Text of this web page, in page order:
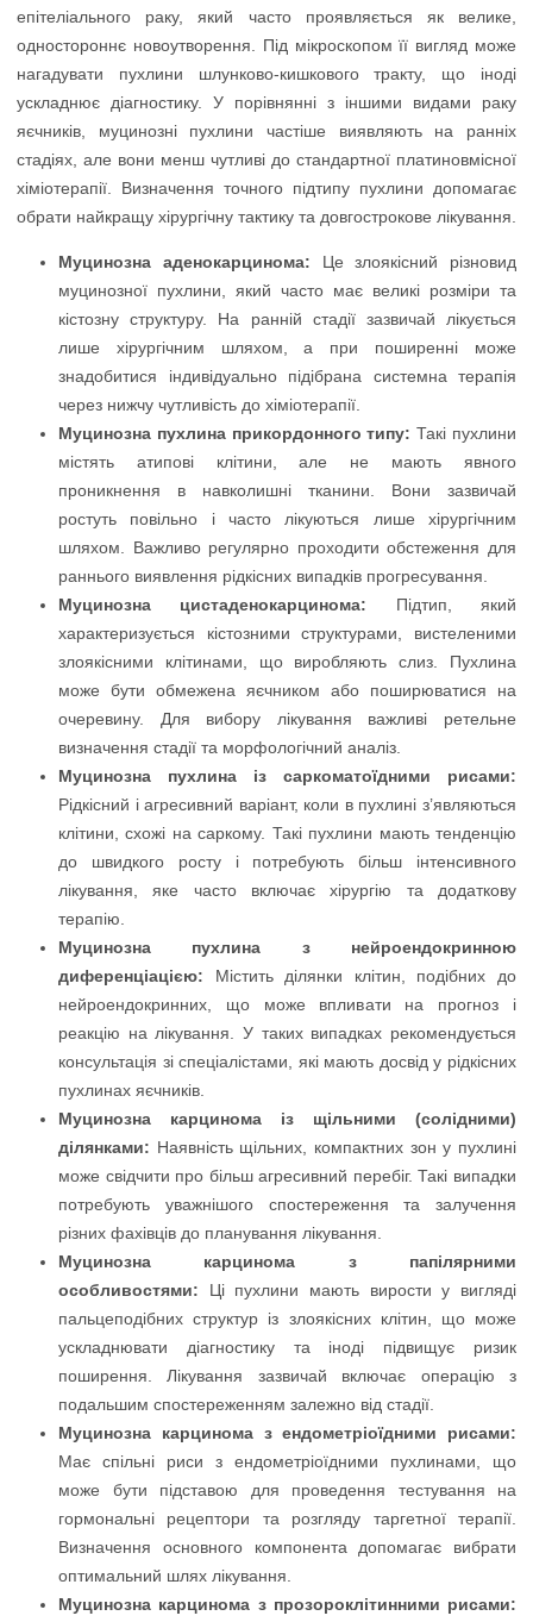
епітеліального раку, який часто проявляється як велике,
одностороннє новоутворення. Під мікроскопом її вигляд може
нагадувати пухлини шлунково-кишкового тракту, що іноді
ускладнює діагностику. У порівнянні з іншими видами раку
яєчників, муцинозні пухлини частіше виявляють на ранніх
стадіях, але вони менш чутливі до стандартної платиновмісної
хіміотерапії. Визначення точного підтипу пухлини допомагає
обрати найкращу хірургічну тактику та довгострокове лікування.
Муцинозна аденокарцинома: Це злоякісний різновид
муцинозної пухлини, який часто має великі розміри та
кістозну структуру. На ранній стадії зазвичай лікується
лише хірургічним шляхом, а при поширенні може
знадобитися індивідуально підібрана системна терапія
через нижчу чутливість до хіміотерапії.
Муцинозна пухлина прикордонного типу: Такі пухлини
містять атипові клітини, але не мають явного
проникнення в навколишні тканини. Вони зазвичай
ростуть повільно і часто лікуються лише хірургічним
шляхом. Важливо регулярно проходити обстеження для
раннього виявлення рідкісних випадків прогресування.
Муцинозна цистаденокарцинома: Підтип, який
характеризується кістозними структурами, вистеленими
злоякісними клітинами, що виробляють слиз. Пухлина
може бути обмежена яєчником або поширюватися на
очеревину. Для вибору лікування важливі ретельне
визначення стадії та морфологічний аналіз.
Муцинозна пухлина із саркоматоїдними рисами:
Рідкісний і агресивний варіант, коли в пухлині з’являються
клітини, схожі на саркому. Такі пухлини мають тенденцію
до швидкого росту і потребують більш інтенсивного
лікування, яке часто включає хірургію та додаткову
терапію.
Муцинозна пухлина з нейроендокринною
диференціацією: Містить ділянки клітин, подібних до
нейроендокринних, що може впливати на прогноз і
реакцію на лікування. У таких випадках рекомендується
консультація зі спеціалістами, які мають досвід у рідкісних
пухлинах яєчників.
Муцинозна карцинома із щільними (солідними)
ділянками: Наявність щільних, компактних зон у пухлині
може свідчити про більш агресивний перебіг. Такі випадки
потребують уважнішого спостереження та залучення
різних фахівців до планування лікування.
Муцинозна карцинома з папілярними
особливостями: Ці пухлини мають вирости у вигляді
пальцеподібних структур із злоякісних клітин, що може
ускладнювати діагностику та іноді підвищує ризик
поширення. Лікування зазвичай включає операцію з
подальшим спостереженням залежно від стадії.
Муцинозна карцинома з ендометріоїдними рисами:
Має спільні риси з ендометріоїдними пухлинами, що
може бути підставою для проведення тестування на
гормональні рецептори та розгляду таргетної терапії.
Визначення основного компонента допомагає вибрати
оптимальний шлях лікування.
Муцинозна карцинома з прозороклітинними рисами: